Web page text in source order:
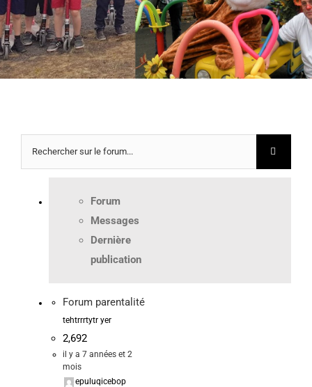
Forum
Messages
Dernière
publication
Forum parentalité
tehtrrrtytr yer
2,692
il y a 7 années et 2
mois
epuluqicebop